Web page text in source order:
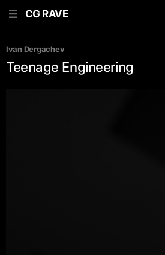
CG RAVE
Ivan Dergachev
Teenage Engineering